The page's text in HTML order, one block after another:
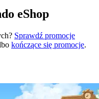
eShop
Sprawdź promocje
kończące się promocje.